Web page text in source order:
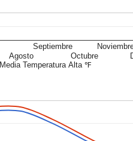
Media Temperatura Alta ℉
Agosto
Septiembre
Octubre